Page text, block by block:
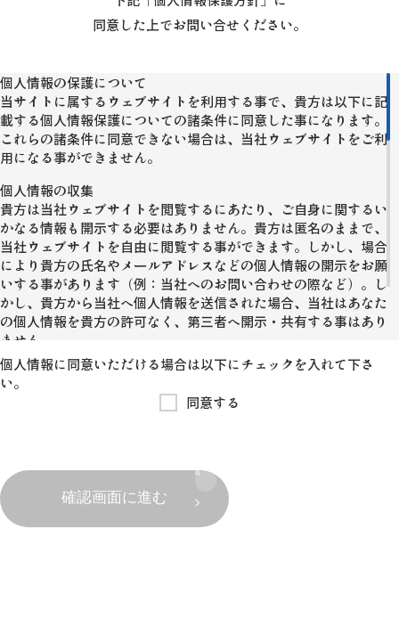
同意した上でお問い合せください。
個人情報の保護について
当サイトに属するウェブサイトを利用する事で、貴方は以下に記
載する個人情報保護についての諸条件に同意した事になります。
これらの諸条件に同意できない場合は、当社ウェブサイトをご利
用になる事ができません。
個人情報の収集
貴方は当社ウェブサイトを閲覧するにあたり、ご自身に関するい
かなる情報も開示する必要はありません。貴方は匿名のままで、
当社ウェブサイトを自由に閲覧する事ができます。しかし、場合
により貴方の氏名やメールアドレスなどの個人情報の開示をお願
いする事があります（例：当社へのお問い合わせの際など）。し
かし、貴方から当社へ個人情報を送信された場合、当社はあなた
の個人情報を貴方の許可なく、第三者へ開示・共有する事はあり
ません。
Cookieの使用
Cookieとは、ウェブサーバーから貴方のブラウザへ送信・保持さ
れる情報です。Cookieはその情報を送ったウェブサーバーによっ
するものでもありません。当社ウェブサイトのアクセス性・利便
性を向上させる目的で、Cookieを使い、当社ウェブサイトの閲覧
状況などの情報を収集する場合があります。このデータは貴方個
人を特定・追跡するものではありません。 多くのブラウザは、は
個人情報に同意いただける場合は以下にチェックを入れて下さ
い。
同意する
確認画面に進む